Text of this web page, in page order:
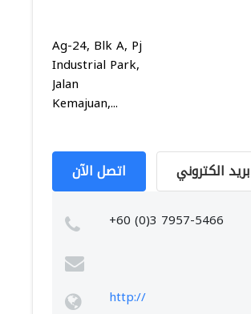
Ag-24, Blk A, Pj
Industrial Park,
Jalan
Kemajuan,...
اتصل الآن الكتروني
+60 (0)3 7957-5466
http://